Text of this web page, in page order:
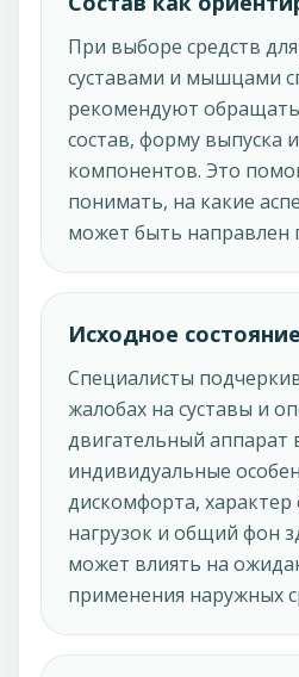
При выборе средств для
суставами и мышцами
рекомендуют
состав, форму выпуска
компонентов. Это
понимать, на какие
может быть направлен
Исходное
Специалисты
жалобах на суставы и
двигательный аппарат
индивидуальные
дискомфорта, характер
нагрузок и общий фон
может влиять на
применения наружных